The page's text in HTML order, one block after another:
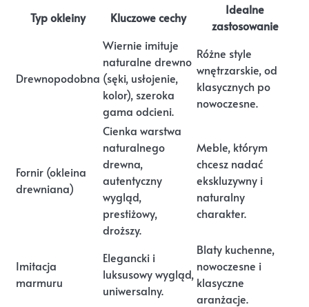
Typ okleiny Kluczowe cechy
Idealne
zastosowanie
Drewnopodobna
Wiernie imituje
naturalne drewno
(sęki, usłojenie,
kolor), szeroka
gama odcieni.
Różne style
wnętrzarskie, od
klasycznych po
nowoczesne.
Fornir (okleina
drewniana)
Cienka warstwa
naturalnego
drewna,
autentyczny
wygląd,
prestiżowy,
droższy.
Meble, którym
chcesz nadać
ekskluzywny i
naturalny
charakter.
Imitacja
marmuru
Elegancki i
luksusowy wygląd,
uniwersalny.
Blaty kuchenne,
nowoczesne i
klasyczne
aranżacje.